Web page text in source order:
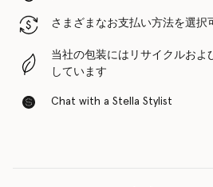
さまざまなお支払い方法を選択
当社の包装にはリサイクルおよ
しています
Chat with a Stella Stylist